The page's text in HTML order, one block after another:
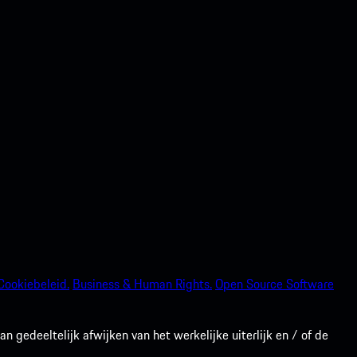
Business & Human Rights.Open Source Software
gedeeltelijk afwijken van het werkelijke uiterlijk en / of de